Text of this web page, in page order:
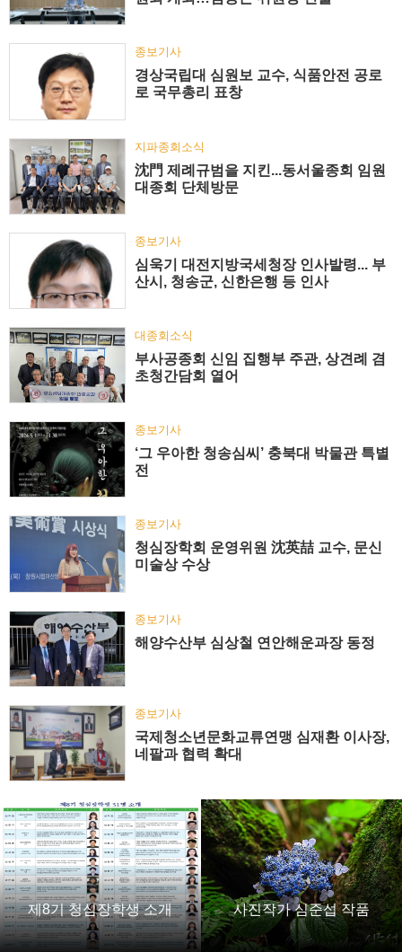
종보기사
경상국립대 심원보 교수, 식품안전 공로
로 국무총리 표창
지파종회소식
沈門 제례규범을 지킨...동서울종회 임원
대종회 단체방문
종보기사
심욱기 대전지방국세청장 인사발령... 부
산시, 청송군, 신한은행 등 인사
대종회소식
부사공종회 신임 집행부 주관, 상견례 겸
초청간담회 열어
종보기사
‘그 우아한 청송심씨’ 충북대 박물관 특별
전
종보기사
청심장학회 운영위원 沈英喆 교수, 문신
미술상 수상
종보기사
해양수산부 심상철 연안해운과장 동정
종보기사
국제청소년문화교류연맹 심재환 이사장,
네팔과 협력 확대
제8기 청심장학생 소개 사진작가 심준섭 작품